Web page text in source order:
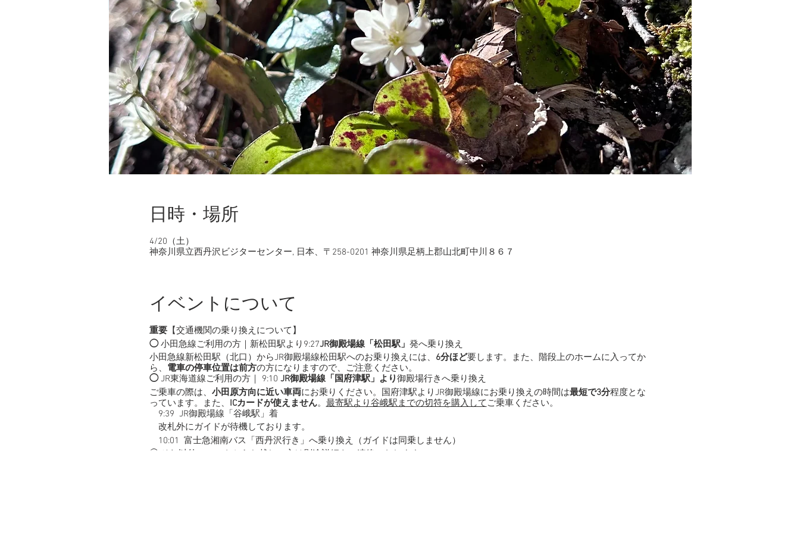
日時・場所
4/20（土）
神奈川県立西丹沢ビジターセンター, 日本、〒258-0201 神奈川県足柄上郡山北町中川８６７
イベントについて
重要【交通機関の乗り換えについて】
◯小田急線ご利用の方｜新松田駅より9:27JR御殿場線「松田駅」 発へ乗り換え
小田急線新松田駅（北口）からJR御殿場線松田駅へのお乗り換えには、 6分ほど要します。また、階段上のホームに入ってか
ら、 電車の停車位置は前方の方になりますので、ご注意ください。
◯JR東海道線ご利用の方｜ 9:10 JR御殿場線「国府津駅」より御殿場行きへ乗り換え
ご乗車の際は、 小田原方向に近い車両にお乗りください。国府津駅よりJR御殿場線にお乗り換えの時間は最短で3分程度とな
っています。また、 ICカードが使えません。 最寄駅より谷峨駅までの切符を購入して ご乗車ください。
9:39 JR御殿場線「谷峨駅」着
改札外にガイドが待機しております。
10:01 富士急湘南バス「西丹沢行き」へ乗り換え（ガイドは同乗しません）
◯ それ以外のルートからお越しの方は別途詳細をご連絡いたします。